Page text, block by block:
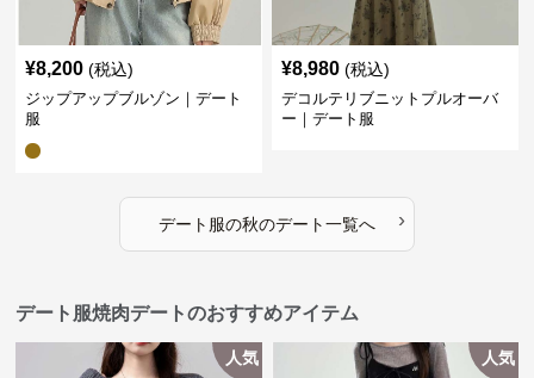
¥8,200 (税込)
ジップアップブルゾン｜デート
服
¥8,980 (税込)
デコルテリブニットプルオーバ
ー｜デート服
デート服の秋のデート一覧へ ›
デート服焼肉デートのおすすめアイテム
人気 人気